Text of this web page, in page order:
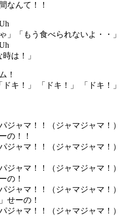
なんて！！
」「もう食べられないよ・・」
は！」
！
ドキ！」 「ドキ！」 「ドキ！」
ジャマ！！（ジャマジャマ！）
の！！
ジャマ！！（ジャマジャマ！）
ジャマ！！（ジャマジャマ！）
の！
ジャマ！！（ジャマジャマ！）
せーの！
ジャマ！！（ジャマジャマ！）